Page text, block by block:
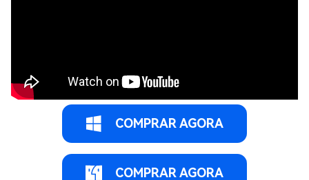
COMPRAR AGORA
COMPRAR AGORA